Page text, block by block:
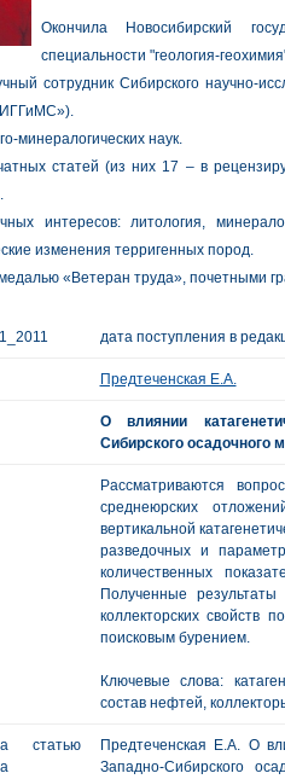
Окончила Новосибирский
специальности "геология-
сотрудник Сибирского научно-
минералогических наук.
статей (из них 17 – в
интересов: литология,
изменения терригенных пород.
«Ветеран труда», почетными
дата поступления в
Предтеченская Е.А.
О влиянии
Сибирского осадочного
Рассматриваются
среднеюрских
вертикальной
разведочных и
количественных
Полученные
коллекторских свойств
поисковым бурением.
Ключевые слова:
состав нефтей,
статью
Предтеченская Е.А. О
Западно-Сибирского